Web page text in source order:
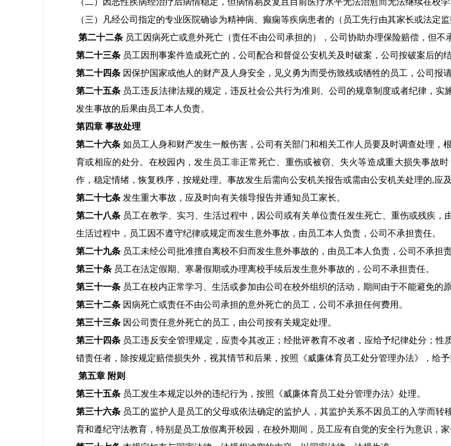
（三）凡经公司指定的专业医院确诊为精神病、癫痫等疾病患者的（员工先行由其家长或法定
第二十二条 员工因病死亡或意外死亡（责任不由公司承担的），公司协助办理保险赔偿，但不
第二十三条 员工因刑事案件造成死亡的，公司配合和督促公安机关及时破案，公司按破案后的
第二十四条 因保护国家或他人的财产及人身安全，见义勇为而受伤致残或牺牲的员工，公司报
第二十五条 员工违反法律法规的规定，违反社会公共行为准则、公司的规章制度或者纪律，
发生事故的后果由员工本人负责。
第四章 事故处理
第二十六条 如员工人身和财产发生一般伤害，公司有关部门和相关工作人员要及时调查处理
育或相应的处分。在校园内，发生员工非正常死亡、重伤或被窃、失火等造成重大损失事故
作，稳定情绪，恢复秩序，按规处理。事故发生后需向公安机关报告或需由公安机关处理的,应
第二十七条 发生重大事故，应及时向有关领导报告并通知员工家长。
第二十八条 员工在教学、实习、生活过程中，因公司或有关单位责任发生死亡、重伤或残疾，
生活过程中，员工因不遵守纪律或规定而发生意外事故，由员工本人负责，公司不承担责任。
第二十九条 员工未经公司批准擅自离校不归而发生意外事故的，由员工本人负责，公司不承担责
第三十条 员工在法定假期、寒暑假期或办理离校手续后发生意外事故的，公司不承担责任。
第三十一条 员工在校内正常学习、生活或参加由公司在校外组织的活动，期间由于不能避免的
第三十二条 因病死亡或责任不由公司承担的意外死亡的员工，公司不承担任何费用。
第三十三条 因公司责任意外死亡的员工，由公司按有关规定处理。
第三十四条 员工违反安全管理规定，应责令其改正；经批评教育不改者，应给予纪律处分；
错责任者，除按规定赔偿损失外，视其情节和后果，按照《威廉体育员工处分管理办法》，给
第五章 附则
第三十五条 员工发生本规定以外的违纪行为，按照《威廉体育员工处分管理办法》处理。
第三十六条 员工的监护人是员工的父母或依法确定的监护人，其监护关系不因员工的入学而
育和遵纪守法教育，特别是员工放假离开校园，在校外期间，员工应有自觉的安全行为意识，